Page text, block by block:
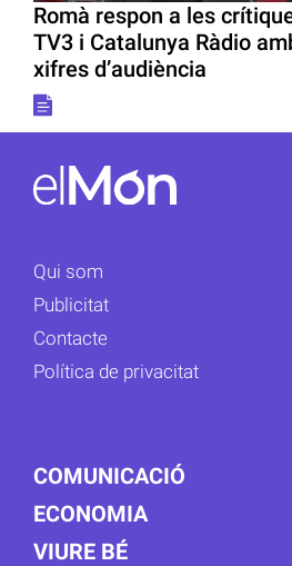
Romà respon a les
TV3 i Catalunya Ràdio
xifres d’audiència
Qui som
Publicitat
Contacte
Política de privacitat
COMUNICACIÓ
ECONOMIA
VIURE BÉ